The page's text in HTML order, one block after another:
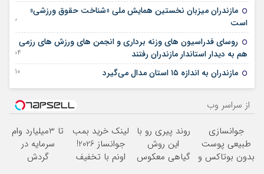
مازندران میزبان نخستین همایش ملی «شناخت حقوق ورزشی»
است
03 نوامبر 2025
روسای فدراسیون های وزنه برداری و انجمن های ورزش های رزمی
هم به دیدار استاندار مازندران رفتند
04 سپتامبر 2025
مازندران به اندازه ۱۵ استان مدال می‌گیرد 10 آگوست 2025
از سراسر وب
جوانسازی
طبیعی پوست
بدون بوتاکس و
روند پیری رو با
این روش
گیاهی معکوس
لینک خرید بمب
جوانساز 2026!
اونم با تخفیف
تا 3میلیارد وام
سرمایه در
گردش